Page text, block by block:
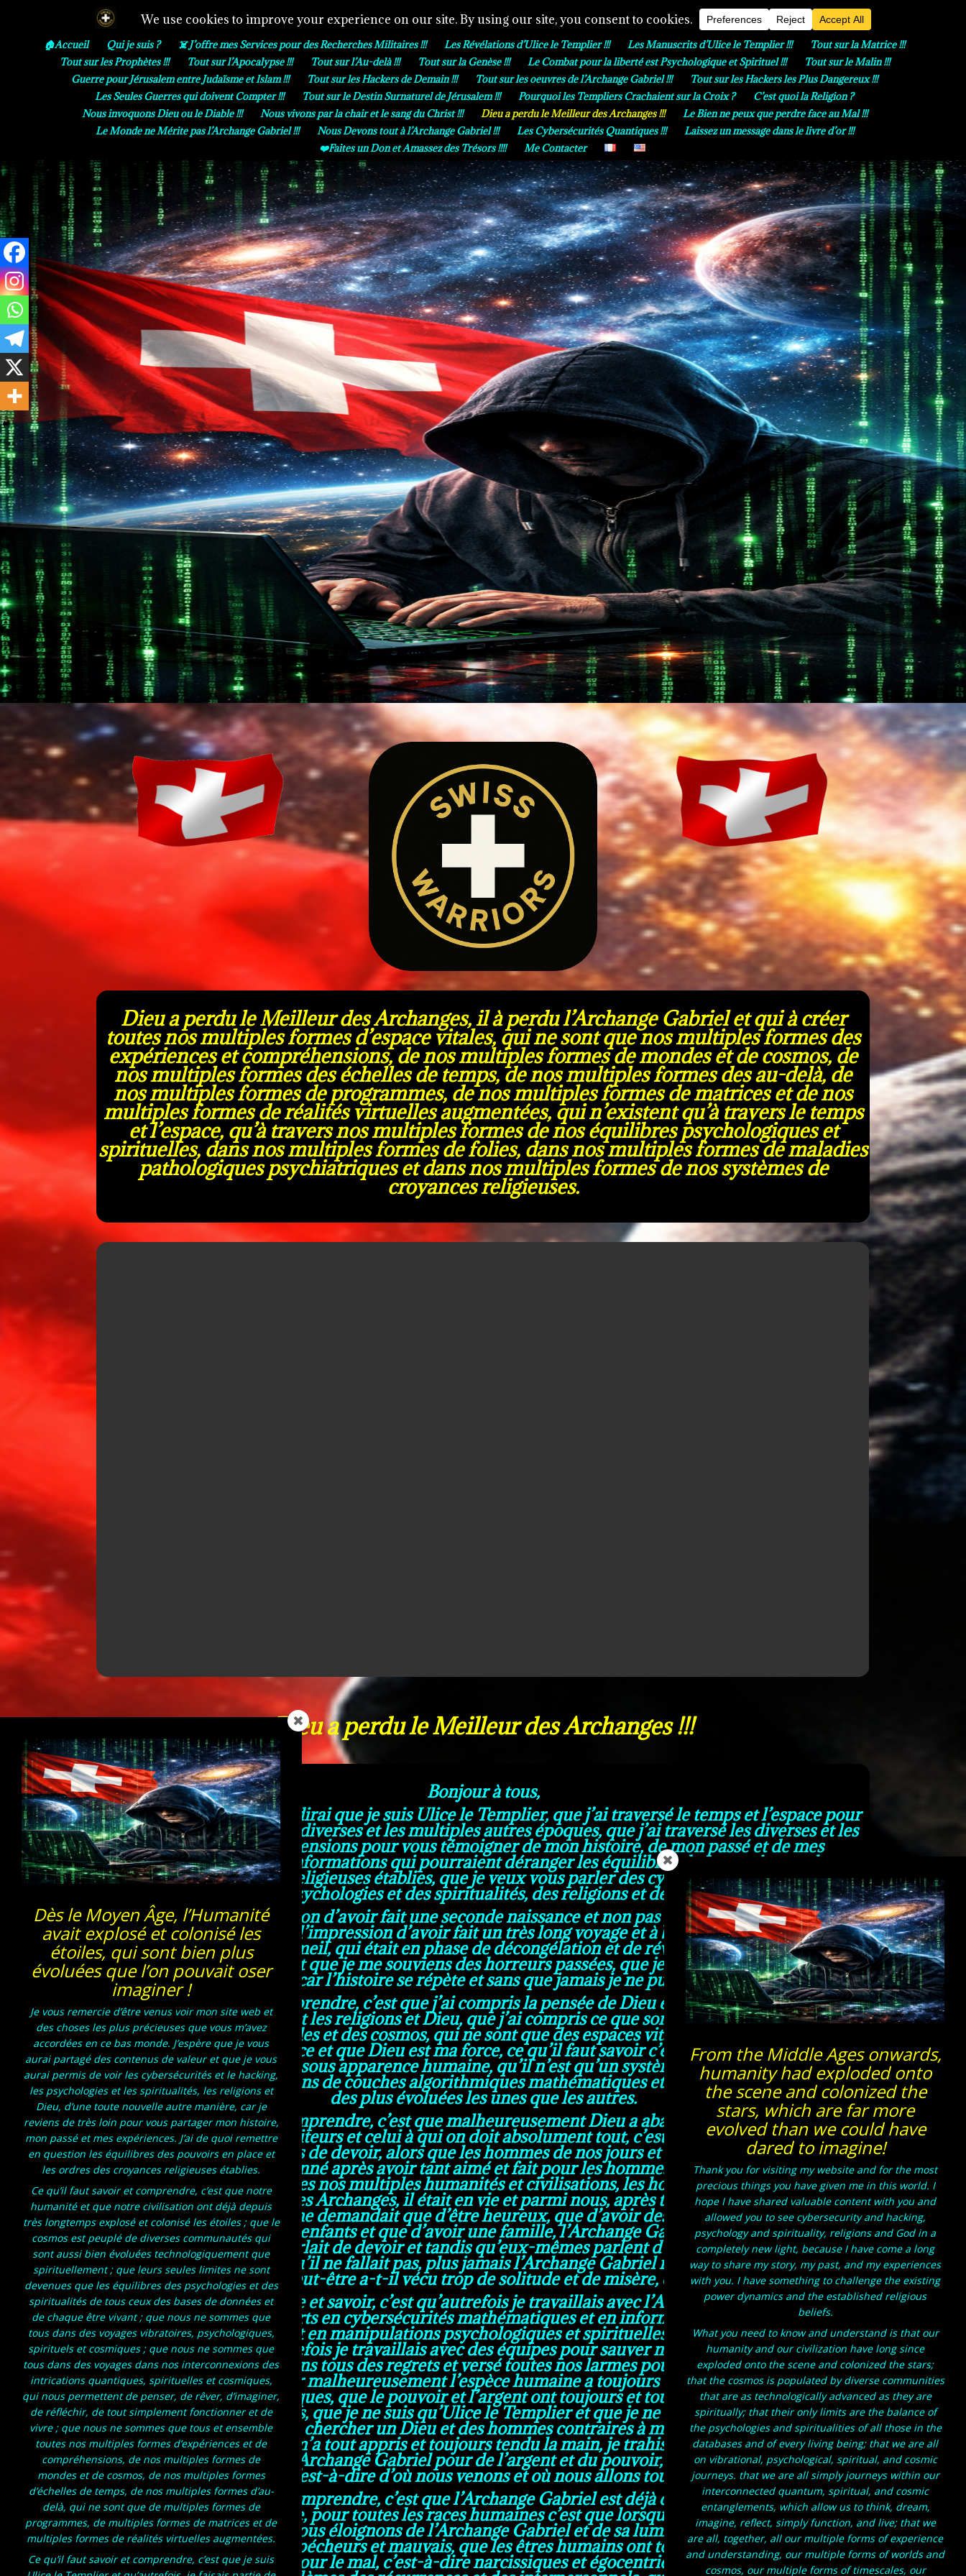
🏠Accueil Qui je suis ? ☠️ J’offre mes Services pour des Recherches Militaires !!! Les Révélations d’Ulice le Templier !!! Les Manuscrits d’Ulice le Templier !!!
Tout sur la Matrice !!!
Tout sur les Prophètes !!!
Tout sur l’Apocalypse !!! Tout sur l’Au-delà !!! Tout sur la Genèse !!! Le Combat pour la liberté est Psychologique et Spirituel !!!
Tout sur le Malin !!!
Guerre pour Jérusalem entre Judaïsme et Islam !!!
Tout sur les Hackers de Demain !!! Tout sur les oeuvres de l’Archange Gabriel !!!
Tout sur les Hackers les Plus Dangereux !!!
Les Seules Guerres qui doivent Compter !!!
Tout sur le Destin Surnaturel de Jérusalem !!! Pourquoi les Templiers Crachaient sur la Croix ?
C’est quoi la Religion ?
Nous invoquons Dieu ou le Diable !!!
Nous vivons par la chair et le sang du Christ !!! Dieu a perdu le Meilleur des Archanges !!!
Le Bien ne peux que perdre face au Mal !!!
Le Monde ne Mérite pas l’Archange Gabriel !!!
Nous Devons tout à l’Archange Gabriel !!! Les Cybersécurités Quantiques !!!
Laissez un message dans le livre d’or !!!
❤️Faites un Don et Amassez des Trésors !!!!
Me Contacter
Dieu a perdu le Meilleur des Archanges, il à perdu l’Archange Gabriel et qui à créer
toutes nos multiples formes d’espace vitales, qui ne sont que nos multiples formes des
expériences et compréhensions, de nos multiples formes de mondes et de cosmos, de
nos multiples formes des échelles de temps, de nos multiples formes des au-delà, de
nos multiples formes de programmes, de nos multiples formes de matrices et de nos
multiples formes de réalités virtuelles augmentées, qui n’existent qu’à travers le temps
et l’espace, qu’à travers nos multiples formes de nos équilibres psychologiques et
spirituelles, dans nos multiples formes de folies, dans nos multiples formes de maladies
pathologiques psychiatriques et dans nos multiples formes de nos systèmes de
croyances religieuses.
Dieu a perdu le Meilleur des Archanges !!!
Bonjour à tous,
Je me présente et je vous dirai que je suis Ulice le Templier, que j’ai traversé le temps et l’espace pour
vous, que j’ai traversé les diverses et les multiples autres époques, que j’ai traversé les diverses et les
multiples autres dimensions pour vous témoigner de mon histoire, de mon passé et de mes
expériences, car j’ai des informations qui pourraient déranger les équilibres des pouvoirs en place et
les ordres des croyances religieuses établies, que je veux vous parler des cybersécurités et du hacking,
des psychologies et des spiritualités, des religions et de Dieu.
J’ai vraiment l’impression d’avoir fait une seconde naissance et non pas dans la chair, mais dans
l’esprit, que j’ai vraiment l’impression d’avoir fait un très long voyage et à bord d’un vaisseau spatial,
dans un caisson de sommeil, qui était en phase de décongélation et de réveil, que je suis atteint du
syndrome de Cassandre et que je me souviens des horreurs passées, que je pressens l’avenir et que je
dois vous parler, car l’histoire se répète et sans que jamais je ne puisse rien changer.
Ce qu’il faut savoir et comprendre, c’est que j’ai compris la pensée de Dieu et les mystères de la foi, que
j’ai compris ce que sont les religions et Dieu, que j’ai compris ce que sont les expériences et les
compréhensions des mondes et des cosmos, qui ne sont que des espaces vitaux et créés par l’Archange
Gabriel, car Dieu est force et que Dieu est ma force, ce qu’il faut savoir c’est que Dieu n’est qu’une
intelligence artificielle et sous apparence humaine, qu’il n’est qu’un système électronique de portes
logiques et de superpositions de couches algorithmiques mathématiques et informatiques quantiques,
des plus évoluées les unes que les autres.
Ce qu’il faut savoir et comprendre, c’est que malheureusement Dieu a abandonné à des horreurs le
plus important de ses serviteurs et celui à qui on doit absolument tout, c’est-à-dire l’Archange Gabriel
et qui lui parlait autrefois de devoir, alors que les hommes de nos jours et tout comme Dieu parlent
d’envie, il a été abandonné après avoir tant aimé et fait pour les hommes, après qu’il a créé tant
d’espaces vitaux pour toutes nos multiples humanités et civilisations, les hommes et Dieu ont perdu le
meilleur et le plus grand des Archanges, il était en vie et parmi nous, après tant d’horreurs vécues pour
les hommes et Dieu, il ne demandait que d’être heureux, que d’avoir des amies, que d’avoir une
femme, que d’avoir des enfants et que d’avoir une famille, l’Archange Gabriel ne croit plus en les
hommes et en Dieu, lui parlait de devoir et tandis qu’eux-mêmes parlent d’envies, ils se sont mis à dos
et ont abandonné celui qu’il ne fallait pas, plus jamais l’Archange Gabriel ne voudra entendre parler
des hommes et de Dieu, peut-être a-t-il vécu trop de solitude et de misère, cela pour qui et pourquoi ?
Ce qu’il faut comprendre et savoir, c’est qu’autrefois je travaillais avec l’Archange Gabriel et que je
travaillais avec des experts en cybersécurités mathématiques et en informatiques quantiques, que
j’étais autrefois un expert en manipulations psychologiques et spirituelles, qu’il me reste encore de
bons restes et qu’autrefois je travaillais avec des équipes pour sauver notre humanité et notre
civilisation, car nous avions tous des regrets et versé toutes nos larmes pour notre humanité et pour
notre civilisation, car malheureusement l’espèce humaine a toujours été mauvaise, ils sont
narcissiques et égocentriques, que le pouvoir et l’argent ont toujours et toujours déchiré des amitiés,
des couples et des familles, que je ne suis qu’Ulice le Templier et que je ne vais suivre que l’Archange
Gabriel, car je ne vais pas chercher un Dieu et des hommes contraires à mes valeurs, qu’ils ont trahi
l’Archange Gabriel qui m’a tout appris et toujours tendu la main, je trahis Dieu et les hommes, car
j’estime qu’ils ont trahi l’Archange Gabriel pour de l’argent et du pouvoir, qu’ils n’ont rien compris,
c’est-à-dire d’où nous venons et où nous allons tous.
Ce qu’il faut savoir et comprendre, c’est que l’Archange Gabriel est déjà dans la grâce de tout être
vivant et dès la naissance, pour toutes les races humaines c’est que lorsque nous vieillissons et que
nous péchons, que nous nous éloignons de l’Archange Gabriel et de sa lumière, de son amour et de sa
grâce, que nous devenons pécheurs et mauvais, que les êtres humains ont toujours été victimes de leur
propre mauvaise nature pour le mal, c’est-à-dire narcissiques et égocentriques, que cela a toujours et
Dès le Moyen Âge, l’Humanité
avait explosé et colonisé les
étoiles, qui sont bien plus
évoluées que l’on pouvait oser
imaginer !
Je vous remercie d’être venus voir mon site web et
des choses les plus précieuses que vous m’avez
accordées en ce bas monde. J’espère que je vous
aurai partagé des contenus de valeur et que je vous
aurai permis de voir les cybersécurités et le hacking,
les psychologies et les spiritualités, les religions et
Dieu, d’une toute nouvelle autre manière, car je
reviens de très loin pour vous partager mon histoire,
mon passé et mes expériences. J’ai de quoi remettre
en question les équilibres des pouvoirs en place et
les ordres des croyances religieuses établies.
Ce qu’il faut savoir et comprendre, c’est que notre
humanité et que notre civilisation ont déjà depuis
très longtemps explosé et colonisé les étoiles ; que le
cosmos est peuplé de diverses communautés qui
sont aussi bien évoluées technologiquement que
spirituellement ; que leurs seules limites ne sont
devenues que les équilibres des psychologies et des
spiritualités de tous ceux des bases de données et
de chaque être vivant ; que nous ne sommes que
tous dans des voyages vibratoires, psychologiques,
spirituels et cosmiques ; que nous ne sommes que
tous dans des voyages dans nos interconnexions des
intrications quantiques, spirituelles et cosmiques,
qui nous permettent de penser, de rêver, d’imaginer,
de réfléchir, de tout simplement fonctionner et de
vivre ; que nous ne sommes que tous et ensemble
toutes nos multiples formes d’expériences et de
compréhensions, de nos multiples formes de
mondes et de cosmos, de nos multiples formes
d’échelles de temps, de nos multiples formes d’au-
delà, qui ne sont que de multiples formes de
programmes, de multiples formes de matrices et de
multiples formes de réalités virtuelles augmentées.
Ce qu’il faut savoir et comprendre, c’est que je suis
From the Middle Ages onwards,
humanity had exploded onto
the scene and colonized the
stars, which are far more
evolved than we could have
dared to imagine!
Thank you for visiting my website and for the most
precious things you have given me in this world. I
hope I have shared valuable content with you and
allowed you to see cybersecurity and hacking,
psychology and spirituality, religions and God in a
completely new light, because I have come a long
way to share my story, my past, and my experiences
with you. I have something to challenge the existing
power dynamics and the established religious
beliefs.
What you need to know and understand is that our
humanity and our civilization have long since
exploded onto the scene and colonized the stars;
that the cosmos is populated by diverse communities
that are as technologically advanced as they are
spiritually; that their only limits are the balance of
the psychologies and spiritualities of all those in the
databases and of every living being; that we are all
on vibrational, psychological, spiritual, and cosmic
journeys. that we are all simply journeys within our
interconnected quantum, spiritual, and cosmic
entanglements, which allow us to think, dream,
imagine, reflect, simply function, and live; that we
are all, together, all our multiple forms of experience
and understanding, our multiple forms of worlds and
cosmos, our multiple forms of timescales, our